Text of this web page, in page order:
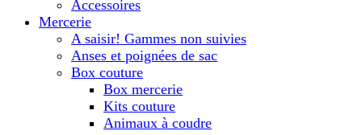
Accessoires
Mercerie
A saisir! Gammes non suivies
Anses et poignées de sac
Box couture
Box mercerie
Kits couture
Animaux à coudre